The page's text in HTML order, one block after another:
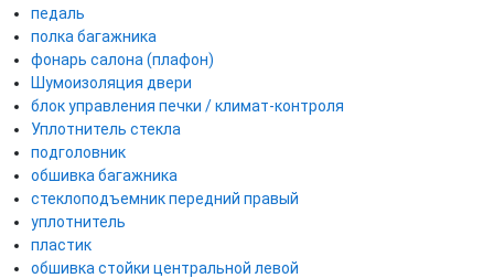
педаль
полка багажника
фонарь салона (плафон)
Шумоизоляция двери
блок управления печки / климат-контроля
Уплотнитель стекла
подголовник
обшивка багажника
стеклоподъемник передний правый
уплотнитель
пластик
обшивка стойки центральной левой